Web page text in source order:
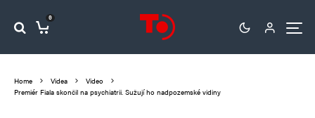
0
Home Videa
Video
Premiér Fiala skončil na psychiatrii. Sužují ho nadpozemské vidiny